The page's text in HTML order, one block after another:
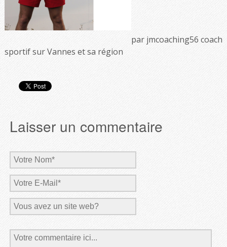
par jmcoaching56 coach
sportif sur Vannes et sa région
Laisser un commentaire